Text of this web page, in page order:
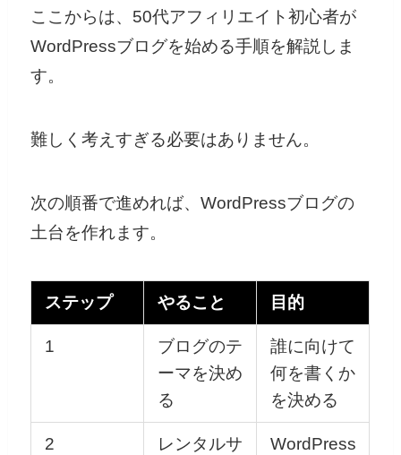
ここからは、50代アフィリエイト初心者が
WordPressブログを始める手順を解説しま
す。
難しく考えすぎる必要はありません。
次の順番で進めれば、WordPressブログの
土台を作れます。
ステップ やること 目的
1
ブログのテ
ーマを決め
る
誰に向けて
何を書くか
を決める
2
レンタルサ
WordPress